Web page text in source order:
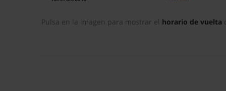
Pulsa en la imagen para mostrar el horario de vuelta